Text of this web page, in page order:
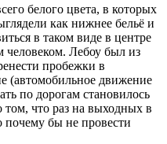
белого цвета, в которых
как нижнее бельё и
в таком виде в центре
Лебоу был из
пробежки в
(автомобильное движение
по дорогам становилось
том, что раз на выходных в
бы не провести